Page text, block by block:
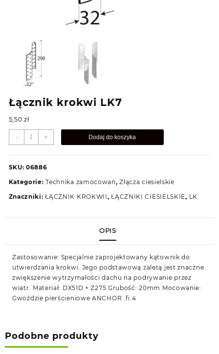
Łącznik krokwi LK7
5,50 zł
-
ilość
Łącznik
LK7
+ Dodaj do koszyka
SKU: 06886
Kategorie:Technika zamocowań,Złącza ciesielskie
Znaczniki:ŁĄCZNIK KROKWII,ŁĄCZNIKI CIESIELSKIE, LK
OPIS
Zastosowanie: Specjalnie zaprojektowany kątownik do
utwierdzania krokwi. Jego podstawową zaletą jest znaczne
zwiększenie wytrzymałości dachu na podrywanie przez
wiatr. Materiał: DX51D + Z275 Grubość: 20mm Mocowanie:
Gwoździe pierścieniowe ANCHOR .fi.4
Podobne produkty